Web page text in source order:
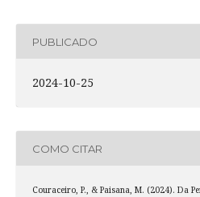
PUBLICADO
2024-10-25
COMO CITAR
Couraceiro, P., & Paisana, M. (2024). Da